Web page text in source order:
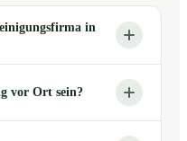
in
vor Ort sein?